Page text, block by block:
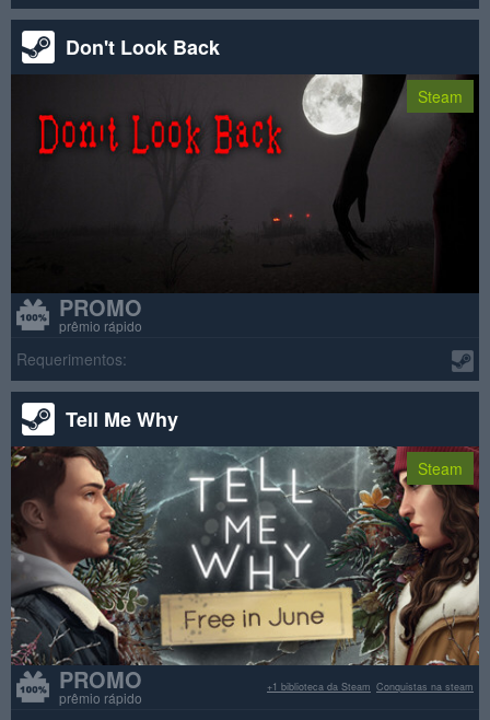
Don't Look Back
Steam
PROMO
prêmio rápido
Requerimentos:
Tell Me Why
Steam
PROMO
prêmio rápido
Conquistas na steam
+1 biblioteca da Steam